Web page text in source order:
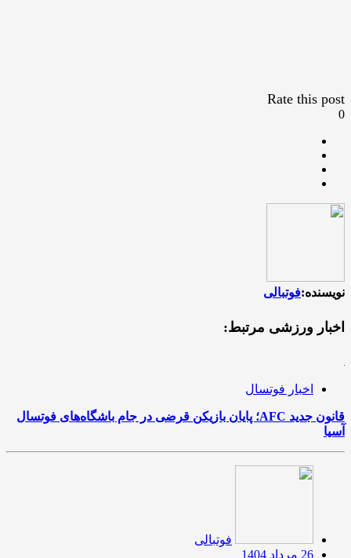
Rate this post
0
نویسنده:فوتبالی
اخبار ورزشی مرتبط:
اخبار فوتسال
قانون جدید AFC؛ پایان بازیکن قرضی در جام باشگاه‌های فوتسال
آسیا
فوتبالی
26 مرداد 1404